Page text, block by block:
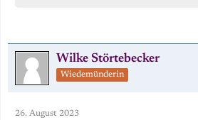
Wilke Störtebecker
Wiedemünderin
26. August 2023